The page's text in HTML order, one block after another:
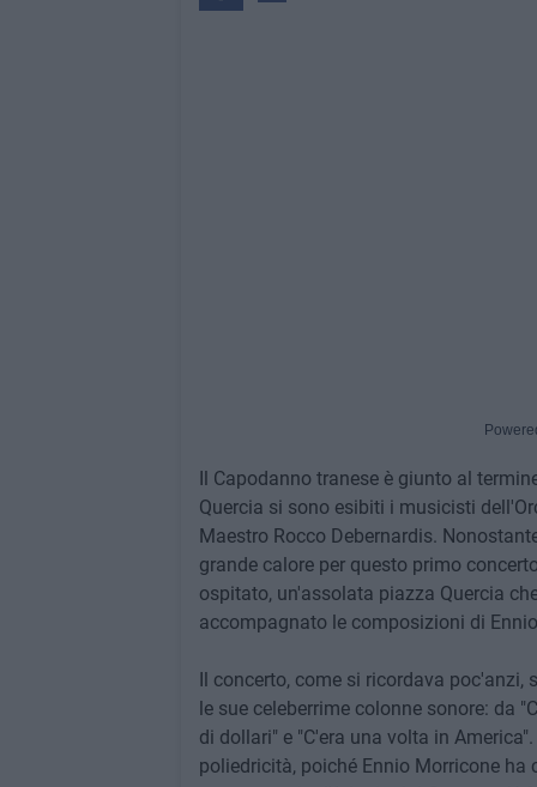
Il Capodanno tranese è giunto al
Quercia si sono esibiti i musicisti
Maestro Rocco Debernardis.
grande calore per questo primo
ospitato, un'assolata piazza Quercia
accompagnato le composizioni di
Il concerto, come si ricordava poc'anzi,
le sue celeberrime colonne sonore: da
di dollari" e "C'era una volta in
poliedricità, poiché Ennio Morricone